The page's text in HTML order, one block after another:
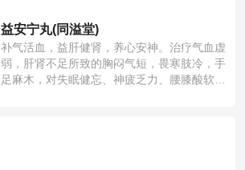
益安宁丸(同溢堂)
补气活血，益肝健肾，养心安神。治疗气血虚
弱，肝肾不足所致的胸闷气短，畏寒肢冷，手
足麻木，对失眠健忘、神疲乏力、腰膝酸软也